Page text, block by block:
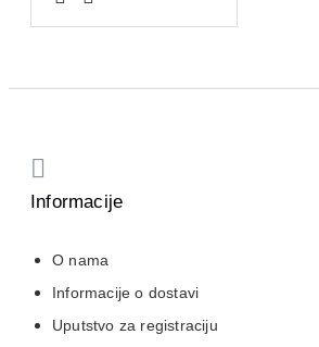
Informacije
O nama
Informacije o dostavi
Uputstvo za registraciju